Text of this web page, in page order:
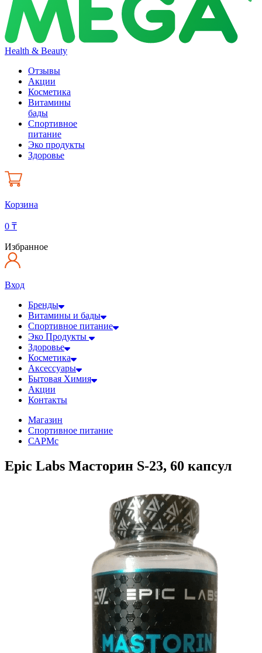
Health & Beauty
Отзывы
Акции
Косметика
Витамины
бады
Спортивное
питание
Эко продукты
Здоровье
Корзина
0 ₸
Избранное
Вход
Бренды
Витамины и бады
Спортивное питание
Эко Продукты
Здоровье
Косметика
Аксессуары
Бытовая Химия
Акции
Контакты
Магазин
Спортивное питание
САРМс
Epic Labs Масторин S-23, 60 капсул